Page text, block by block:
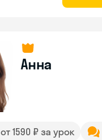
Анна
от 1590 ₽ за урок